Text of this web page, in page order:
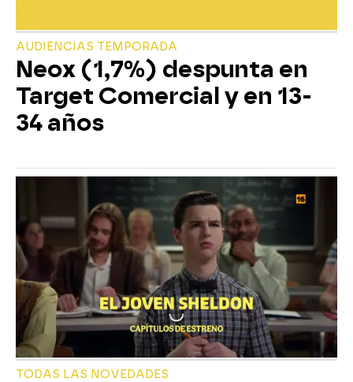
AUDIENCIAS TEMPORADA
Neox (1,7%) despunta en
Target Comercial y en 13-
34 años
TODAS LAS NOVEDADES